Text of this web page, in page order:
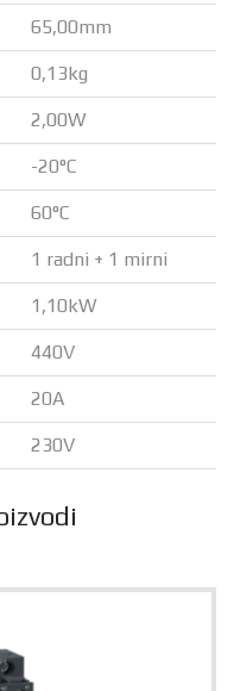
65,00mm
0,13kg
2,00W
-20°C
60°C
1 radni + 1 mirni
1,10kW
440V
20A
230V